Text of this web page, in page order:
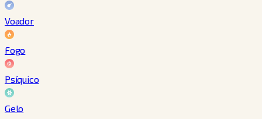
Voador
Fogo
Psíquico
Gelo